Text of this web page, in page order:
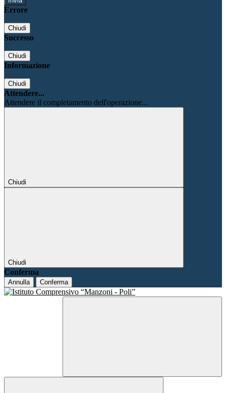
Errore
Chiudi
Successo
Chiudi
Informazione
Chiudi
Attendere...
Attendere il completamento dell'operazione...
Chiudi
Chiudi
Conferma
Annulla Conferma